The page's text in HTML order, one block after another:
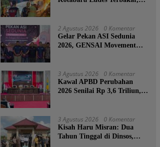
2 Agustus 2026 0 Komentar
Gelar Pekan ASI Sedunia
2026, GENSAI Movement
3 Agustus 2026 0 Komentar
Kawal APBD Perubahan
2026 Senilai Rp 3,6 Triliun,
3 Agustus 2026 0 Komentar
Kisah Haru Misran: Dua
Tahun Tinggal di Dinsos,